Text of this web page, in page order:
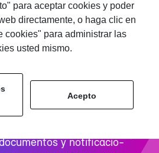
para aceptar cookies y poder
directamente, o haga clic en
cookies" para administrar las
usted mismo.
Acepto
& No­ti­fi­ca­
cio­nes
y no­ti­fi­ca­cio­